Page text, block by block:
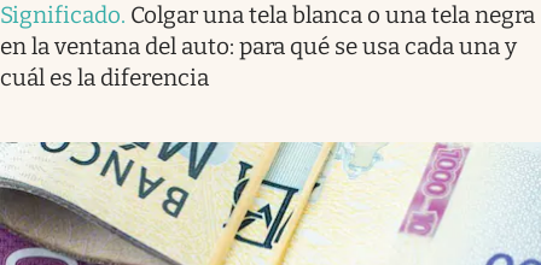
Significado. Colgar una tela blanca o una tela negra
en la ventana del auto: para qué se usa cada una y
cuál es la diferencia